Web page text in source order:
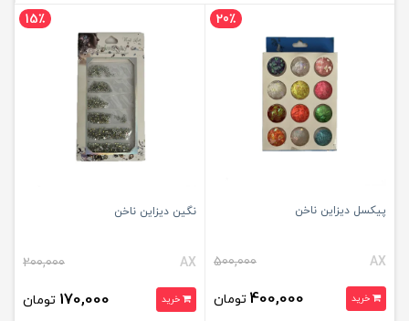
20٪
پیکسل دیزاین ناخن
AX
500,000
خرید 400,000 تومان
15٪
نگین دیزاین ناخن
AX
200,000
خرید 170,000 تومان